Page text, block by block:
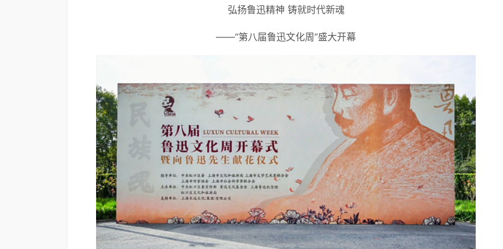
弘扬鲁迅精神 铸就时代新魂
——“第八届鲁迅文化周”盛大开幕